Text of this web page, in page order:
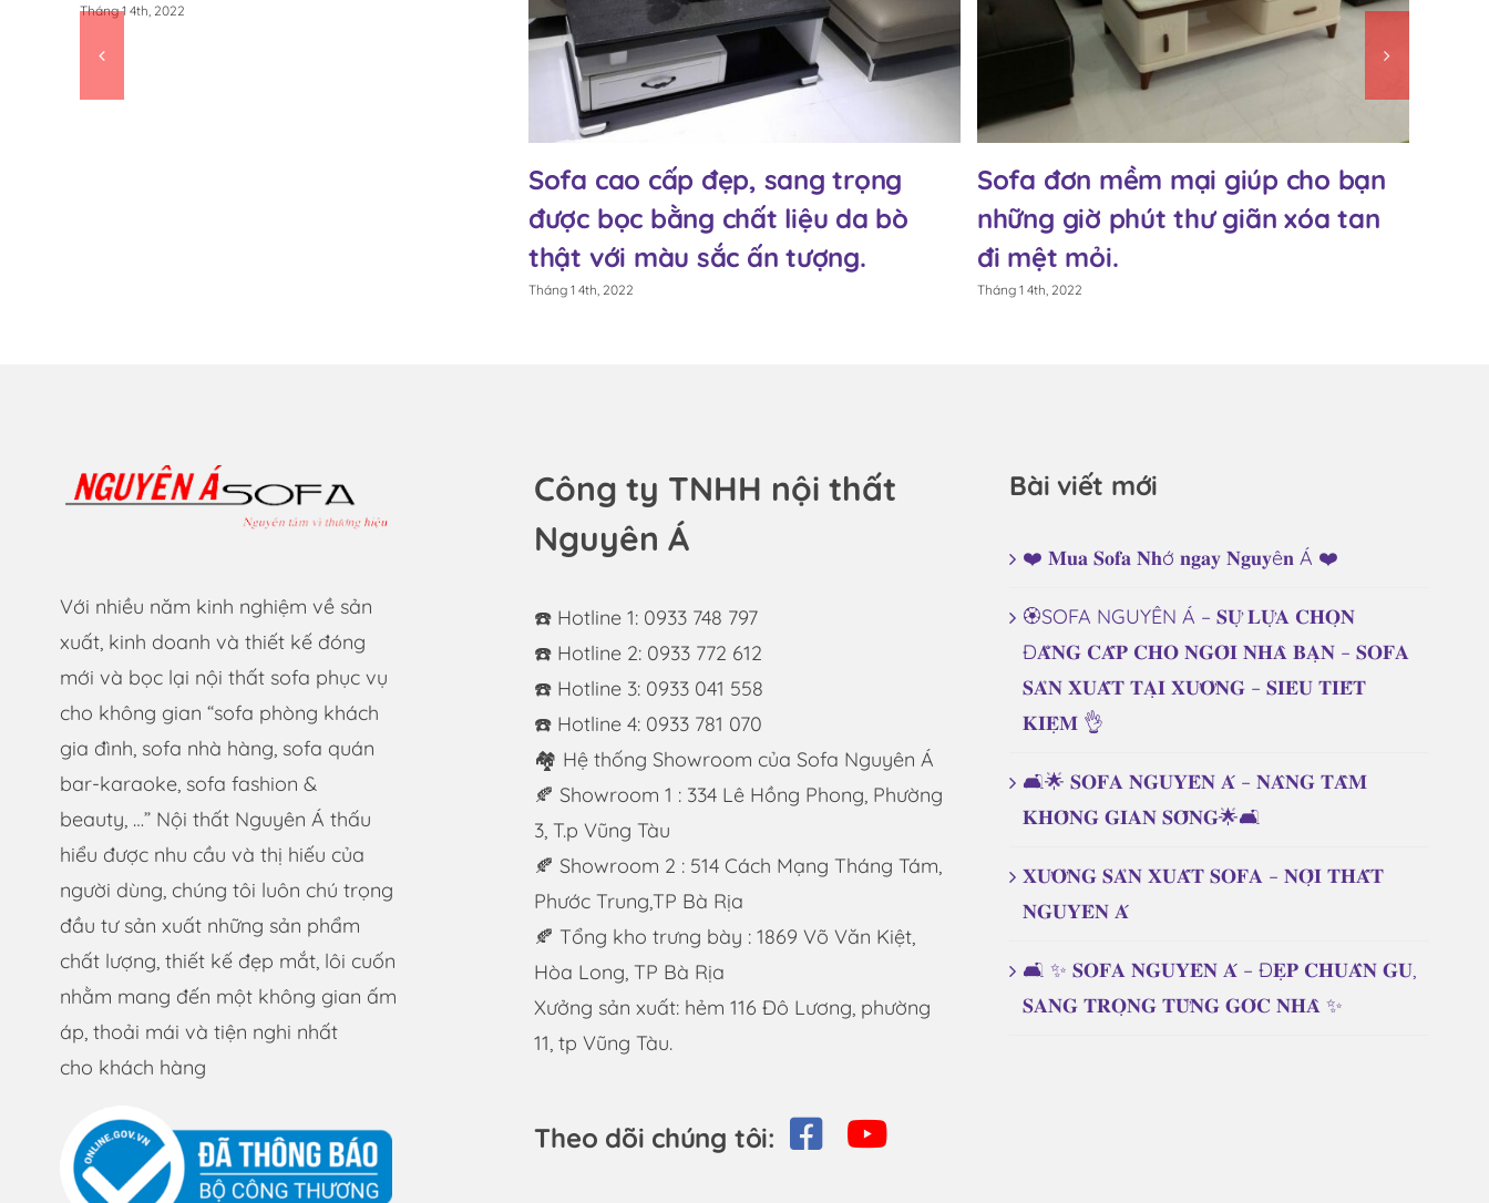
Tháng 1 4th, 2022
Sofa cao cấp đẹp, sang trọng
được bọc bằng chất liệu da bò
thật với màu sắc ấn tượng.
Tháng 1 4th, 2022
Sofa đơn mềm mại giúp cho bạn
những giờ phút thư giãn xóa tan
đi mệt mỏi.
Tháng 1 4th, 2022
Với nhiều năm kinh nghiệm về sản
xuất, kinh doanh và thiết kế đóng
mới và bọc lại nội thất sofa phục vụ
cho không gian “sofa phòng khách
gia đình, sofa nhà hàng, sofa quán
bar-karaoke, sofa fashion &
beauty, …” Nội thất Nguyên Á thấu
hiểu được nhu cầu và thị hiếu của
người dùng, chúng tôi luôn chú trọng
đầu tư sản xuất những sản phẩm
chất lượng, thiết kế đẹp mắt, lôi cuốn
nhằm mang đến một không gian ấm
áp, thoải mái và tiện nghi nhất
cho khách hàng
Công ty TNHH nội thất
Nguyên Á
☎️ Hotline 1: 0933 748 797
☎️ Hotline 2: 0933 772 612
☎️ Hotline 3: 0933 041 558
☎️ Hotline 4: 0933 781 070
🏘 Hệ thống Showroom của Sofa Nguyên Á
🍂 Showroom 1 : 334 Lê Hồng Phong, Phường
3, T.p Vũng Tàu
🍂 Showroom 2 : 514 Cách Mạng Tháng Tám,
Phước Trung,TP Bà Rịa
🍂 Tổng kho trưng bày : 1869 Võ Văn Kiệt,
Hòa Long, TP Bà Rịa
Xưởng sản xuất: hẻm 116 Đô Lương, phường
11, tp Vũng Tàu.
Theo dõi chúng tôi:
Bài viết mới
❤️ 𝐌𝐮𝐚 𝐒𝐨𝐟𝐚 𝐍𝐡ớ 𝐧𝐠𝐚𝐲 𝐍𝐠𝐮𝐲ê𝐧 Á ❤️
🏵️SOFA NGUYÊN Á – 𝐒𝐔̛̣ 𝐋𝐔̛̣𝐀 𝐂𝐇𝐎̣𝐍
Đ𝐀̆̉𝐍𝐆 𝐂𝐀̂́𝐏 𝐂𝐇𝐎 𝐍𝐆𝐎̂𝐈 𝐍𝐇𝐀̀ 𝐁𝐀̣𝐍 – 𝐒𝐎𝐅𝐀
𝐒𝐀̉𝐍 𝐗𝐔𝐀̂́𝐓 𝐓𝐀̣𝐈 𝐗𝐔̛𝐎̛̉𝐍𝐆 – 𝐒𝐈𝐄̂𝐔 𝐓𝐈𝐄̂́𝐓
𝐊𝐈𝐄̣̂𝐌 👌
🛋️🌟 𝐒𝐎𝐅𝐀 𝐍𝐆𝐔𝐘𝐄̂𝐍 𝐀́ – 𝐍𝐀̂𝐍𝐆 𝐓𝐀̂̀𝐌
𝐊𝐇𝐎̂𝐍𝐆 𝐆𝐈𝐀𝐍 𝐒𝐎̂́𝐍𝐆🌟🛋️
𝐗𝐔̛𝐎̛̉𝐍𝐆 𝐒𝐀̉𝐍 𝐗𝐔𝐀̂́𝐓 𝐒𝐎𝐅𝐀 – 𝐍𝐎̣̂𝐈 𝐓𝐇𝐀̂́𝐓
𝐍𝐆𝐔𝐘𝐄̂𝐍 𝐀́
🛋️ ✨ 𝐒𝐎𝐅𝐀 𝐍𝐆𝐔𝐘𝐄̂𝐍 𝐀́ – Đ𝐄̣𝐏 𝐂𝐇𝐔𝐀̂̉𝐍 𝐆𝐔,
𝐒𝐀𝐍𝐆 𝐓𝐑𝐎̣𝐍𝐆 𝐓𝐔̛̀𝐍𝐆 𝐆𝐎́𝐂 𝐍𝐇𝐀̀ ✨